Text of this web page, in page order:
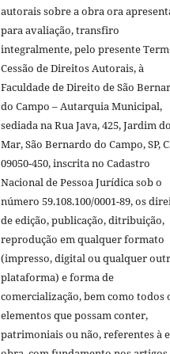
autorais sobre a obra ora
para avaliação, transfiro
integralmente, pelo presente
Cessão de Direitos Autorais, à
Faculdade de Direito de São
do Campo – Autarquia Municipal,
sediada na Rua Java, 425, Jardim do
Mar, São Bernardo do Campo, SP,
09050-450, inscrita no Cadastro
Nacional de Pessoa Jurídica sob o
número 59.108.100/0001-89, os
de edição, publicação, ditribuição,
reprodução em qualquer formato
(impresso, digital ou qualquer
plataforma) e forma de
comercialização, bem como todos
elementos que possam conter,
patrimoniais ou não, referentes à